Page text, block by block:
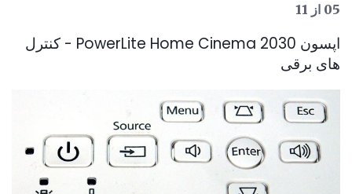
05 از 11
اپسون PowerLite Home Cinema 2030 - کنترل
های برقی